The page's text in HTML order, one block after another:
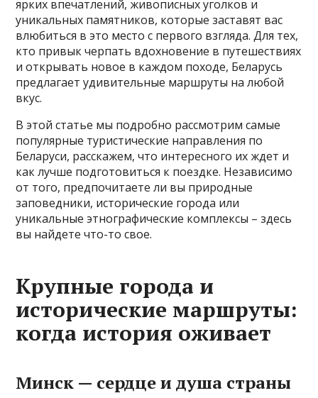
ярких впечатлений, живописных уголков и
уникальных памятников, которые заставят вас
влюбиться в это место с первого взгляда. Для тех,
кто привык черпать вдохновение в путешествиях
и открывать новое в каждом походе, Беларусь
предлагает удивительные маршруты на любой
вкус.
В этой статье мы подробно рассмотрим самые
популярные туристические направления по
Беларуси, расскажем, что интересного их ждет и
как лучше подготовиться к поездке. Независимо
от того, предпочитаете ли вы природные
заповедники, исторические города или
уникальные этнографические комплексы – здесь
вы найдете что-то свое.
Крупные города и
исторические маршруты:
когда история оживает
Минск — сердце и душа страны